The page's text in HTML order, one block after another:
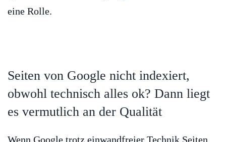
eine Rolle.
Seiten von Google nicht indexiert,
obwohl technisch alles ok? Dann liegt
es vermutlich an der Qualität
Wenn Google trotz einwandfreier Technik Seiten